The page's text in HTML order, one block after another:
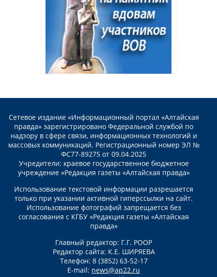
Сетевое издание «Информационный портал «Алтайская
правда» зарегистрировано Федеральной службой по
надзору в сфере связи, информационных технологий и
массовых коммуникаций. Регистрационный номер ЭЛ №
ФС77-89275 от 09.04.2025
Учредители: краевое государственное бюджетное
учреждение «Редакция газеты «Алтайская правда»
Использование текстовой информации разрешается
только при указании активной гиперссылки на сайт.
Использование фотографий запрещается без
согласования с КГБУ «Редакция газеты «Алтайская
правда»
Главный редактор: Г.Г. РООР
Редактор сайта: К.Е. ШИРЯЕВА
Телефон: 8 (3852) 63-52-17
E-mail: news@ap22.ru